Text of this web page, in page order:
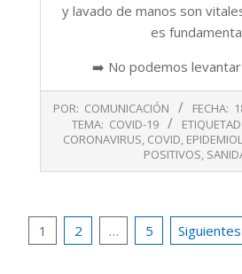
y lavado de manos son
es
➡️ No podemos levantar
08-
POR: COMUNICACIÓN FECHA:
TEMA: COVID-19
CORONAVIRUS, COVID,
POSITIVOS,
Paginación
1 2 … 5 Siguientes